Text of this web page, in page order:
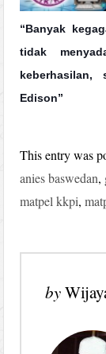
“Banyak
tidak
keberhasilan,
Edison”
This entry was
anies baswedan,
matpel kkpi,
by